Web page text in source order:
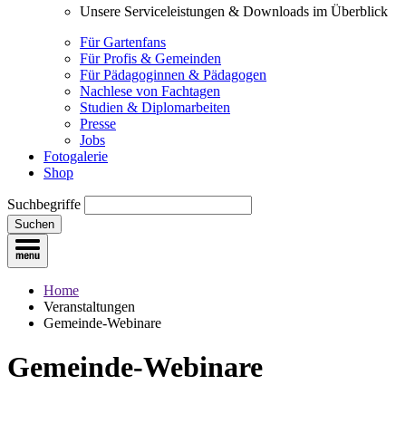
Unsere Serviceleistungen & Downloads im Überblick
Für Gartenfans
Für Profis & Gemeinden
Für Pädagoginnen & Pädagogen
Nachlese von Fachtagen
Studien & Diplomarbeiten
Presse
Jobs
Fotogalerie
Shop
Suchbegriffe
Suchen
Home
Veranstaltungen
Gemeinde-Webinare
Gemeinde-Webinare